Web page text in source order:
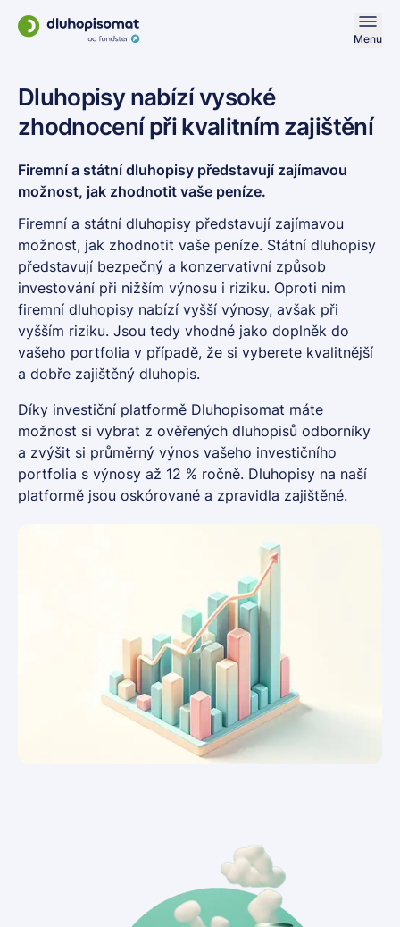
Menu
Dluhopisy nabízí vysoké
zhodnocení při kvalitním zajištění
Firemní a státní dluhopisy představují zajímavou
možnost, jak zhodnotit vaše peníze.
Firemní a státní dluhopisy představují zajímavou
možnost, jak zhodnotit vaše peníze. Státní dluhopisy
představují bezpečný a konzervativní způsob
investování při nižším výnosu i riziku. Oproti nim
firemní dluhopisy nabízí vyšší výnosy, avšak při
vyšším riziku. Jsou tedy vhodné jako doplněk do
vašeho portfolia v případě, že si vyberete kvalitnější
a dobře zajištěný dluhopis.
Díky investiční platformě Dluhopisomat máte
možnost si vybrat z ověřených dluhopisů odborníky
a zvýšit si průměrný výnos vašeho investičního
portfolia s výnosy až 12 % ročně. Dluhopisy na naší
platformě jsou oskórované a zpravidla zajištěné.